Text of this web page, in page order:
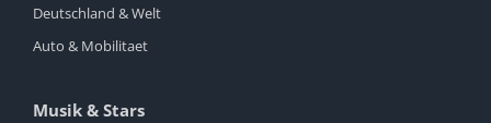
Deutschland & Welt
Auto & Mobilitaet
Musik & Stars